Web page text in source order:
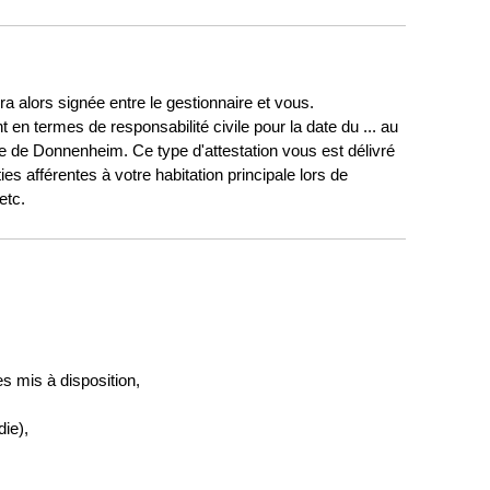
alors signée entre le gestionnaire et vous.
termes de responsabilité civile pour la date du ... au
Donnenheim. Ce type d'attestation vous est délivré
afférentes à votre habitation principale lors de
mis à disposition,